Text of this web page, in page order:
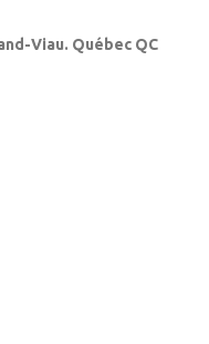
Viau. Québec QC